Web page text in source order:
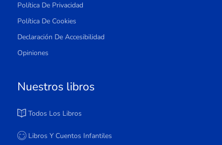
Política De Privacidad
Política De Cookies
Declaración De Accesibilidad
Opiniones
Nuestros libros
Todos Los Libros
Libros Y Cuentos Infantiles